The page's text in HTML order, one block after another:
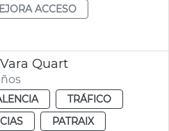
ACCESO
Quart
TRÁFICO
PATRAIX